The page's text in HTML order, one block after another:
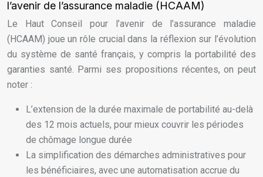
l’avenir de l’assurance maladie (HCAAM)
Le Haut Conseil pour l’avenir de l’assurance maladie
(HCAAM) joue un rôle crucial dans la réflexion sur l’évolution
du système de santé français, y compris la portabilité des
garanties santé. Parmi ses propositions récentes, on peut
noter :
L’extension de la durée maximale de portabilité au-delà
des 12 mois actuels, pour mieux couvrir les périodes
de chômage longue durée
La simplification des démarches administratives pour
les bénéficiaires, avec une automatisation accrue du